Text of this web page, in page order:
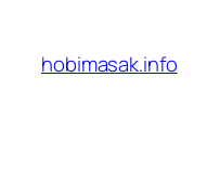
content
hobimasak.info